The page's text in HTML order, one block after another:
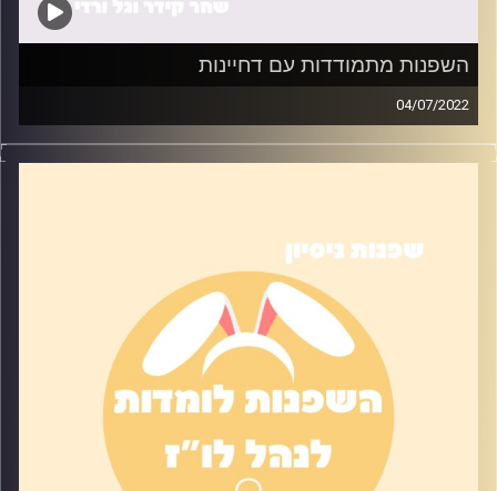
השפנות מתמודדות עם דחיינות
04/07/2022
לכולנו יש המון משימות לעשות – ואפס מוטיבציה לסיים אותן.
בפרק הזה ניסינו את הטיפים שעזרו לנו (או לא) להתמודד עם
שחר קידר וגל ורדי